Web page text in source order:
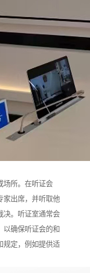
场所。在听证会
家出席，并听取他
决。听证室通常会
以确保听证会的和
规定，例如提供适